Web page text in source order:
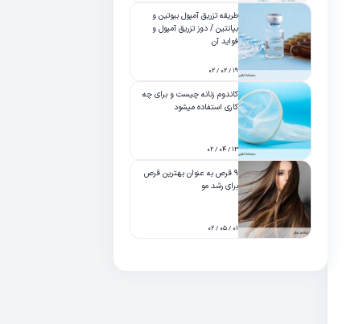
طریقه تزریق آمپول بیوتین و
بپانتین / دوز تزریق آمپول و
فواید آن
۱۹ / ۰۲ / ۰۲
کاندوم زنانه چیست و برای چه
کاری استفاده میشود
۱۳ / ۰۴ / ۰۲
۹ قرص به عنوان بهترین قرص
برای رشد مو
۰۱ / ۰۵ / ۰۲